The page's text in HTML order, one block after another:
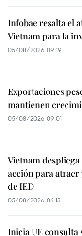
Infobae resalta el
Vietnam para la
05/08/2026 09:19
Exportaciones
mantienen
05/08/2026 09:01
Vietnam
acción para
de IED
05/08/2026 04:13
Inicia UE